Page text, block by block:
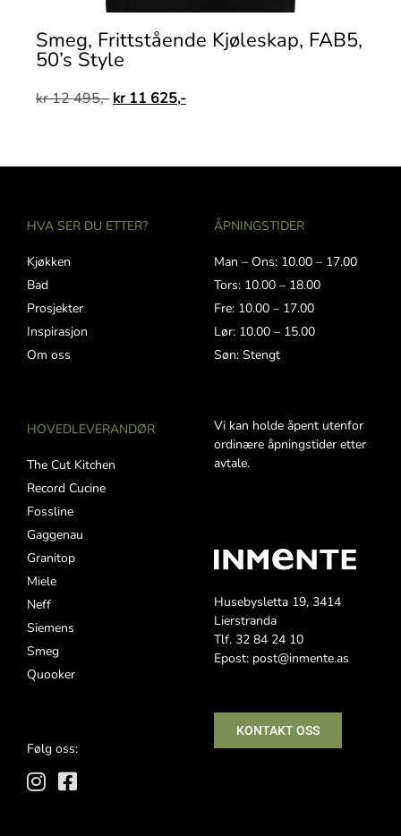
Smeg, Frittstående Kjøleskap, FAB5,
50’s Style
kr12 495,- kr11 625,-
HVA SER DU ETTER?
Kjøkken
Bad
Prosjekter
Inspirasjon
Om oss
HOVEDLEVERANDØR
The Cut Kitchen
Record Cucine
Fossline
Gaggenau
Granitop
Miele
Neff
Siemens
Smeg
Quooker
Følg oss:
ÅPNINGSTIDER
Man – Ons: 10.00 – 17.00
Tors: 10.00 – 18.00
Fre: 10.00 – 17.00
Lør: 10.00 – 15.00
Søn: Stengt
Vi kan holde åpent utenfor
ordinære åpningstider etter
avtale.
Husebysletta 19, 3414
Lierstranda
Tlf. 32 84 24 10
Epost: post@inmente.as
KONTAKT OSS